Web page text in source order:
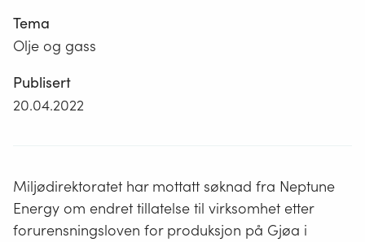
Tema
Olje og gass
Publisert
20.04.2022
Miljødirektoratet har mottatt søknad fra Neptune
Energy om endret tillatelse til virksomhet etter
forurensningsloven for produksjon på Gjøa i